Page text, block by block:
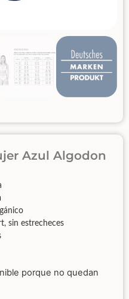
Azul Algodon
sin estrecheces
porque no quedan